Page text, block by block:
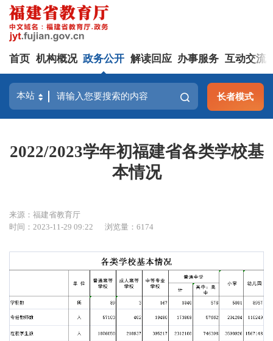
首页 机构概况 政务公开 解读回应 办事服务 互动交流
长者模式
2022/2023学年初福建省各类学校基
本情况
来源：福建省教育厅
时间：2023-11-29 09:22
浏览量：6174